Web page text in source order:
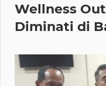
Wellness
Diminati di